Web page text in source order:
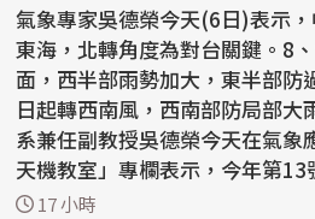
氣象專家吳德榮今天(6日)表示
東海，北轉角度為對台關鍵。8
面，西半部雨勢加大，東半部防
日起轉西南風，西南部防局部大雨。 中央大學大
系兼任副教授吳德榮今天在氣象
天機教室」專欄表示，今年第
型中颱，...
17 小時